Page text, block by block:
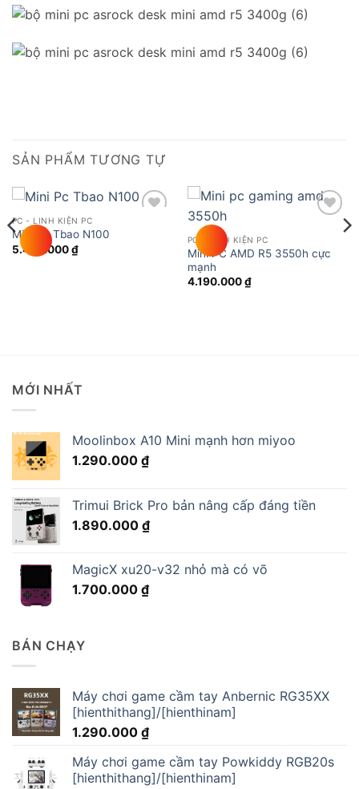
SẢN PHẨM TƯƠNG TỰ
PC - LINH KIỆN PC
Mini Pc Tbao N100
5.490.000₫
PC - LINH KIỆN PC
Mini PC AMD R5 3550h cực
mạnh
4.190.000₫
MỚI NHẤT
Moolinbox A10 Mini mạnh hơn miyoo
1.290.000 ₫
Trimui Brick Pro bản nâng cấp đáng tiền
1.890.000 ₫
MagicX xu20-v32 nhỏ mà có võ
1.700.000 ₫
BÁN CHẠY
Máy chơi game cầm tay Anbernic RG35XX
[hienthithang]/[hienthinam]
1.290.000 ₫
Máy chơi game cầm tay Powkiddy RGB20s
[hienthithang]/[hienthinam]